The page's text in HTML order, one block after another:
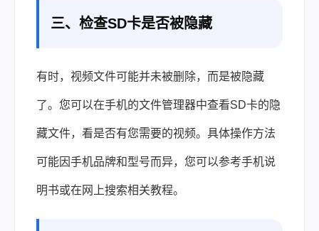
三、检查SD卡是否被隐藏
有时，视频文件可能并未被删除，而是被隐藏
了。您可以在手机的文件管理器中查看SD卡的隐
藏文件，看是否有您需要的视频。具体操作方法
可能因手机品牌和型号而异，您可以参考手机说
明书或在网上搜索相关教程。